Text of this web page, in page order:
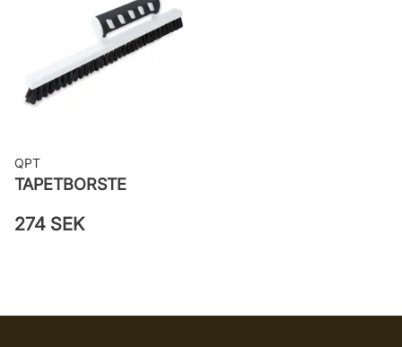
QPT
TAPETBORSTE
274 SEK